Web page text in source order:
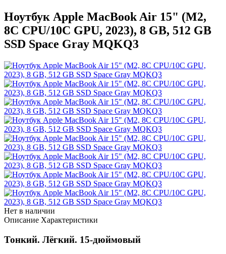
Ноутбук Apple MacBook Air 15" (M2,
8C CPU/10C GPU, 2023), 8 GB, 512 GB
SSD Space Gray MQKQ3
Нет в наличии
Описание Характеристики
Тонкий. Лёгкий. 15-дюймовый